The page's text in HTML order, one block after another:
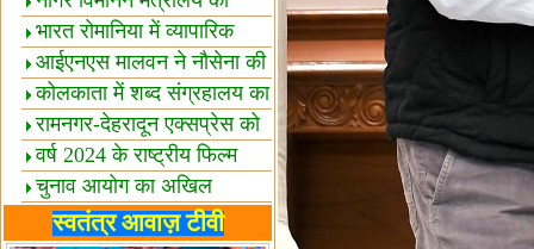
यात्रियों को सलाह
भारत रोमानिया में व्यापारिक
साझेदारियां
आईएनएस मालवन ने नौसेना की
ताकत बढ़ाई
कोलकाता में शब्द संग्रहालय का
उद्घाटन
रामनगर-देहरादून एक्सप्रेस को
हरी झंडी
वर्ष 2024 के राष्ट्रीय फिल्म
पुरस्कारों की घोषणा
चुनाव आयोग का अखिल
भारतीय मीडिया सम्मेलन
भारत में केवड़े का अस्तित्‍व 24
स्वतंत्र आवाज़ टीवी